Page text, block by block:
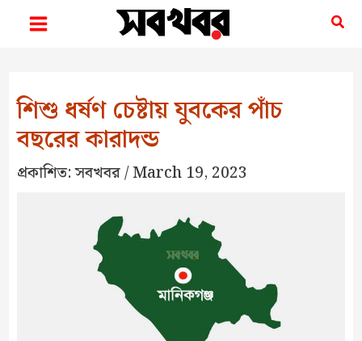
Skip
শিশু ধর্ষণ চেষ্টায় যুবকের পাঁচ
বছরের কারাদন্ড
প্রকাশিত:সবখবর/March 19, 2023